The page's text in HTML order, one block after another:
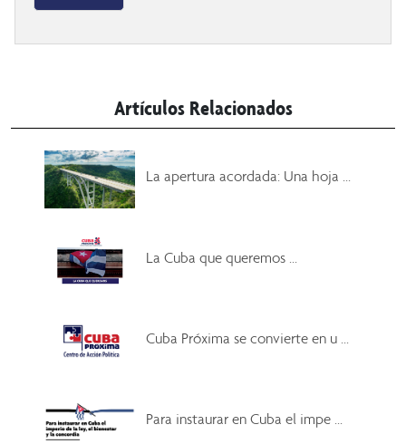
Artículos Relacionados
La apertura acordada: Una hoja ...
La Cuba que queremos ...
Cuba Próxima se convierte en u ...
Para instaurar en Cuba el impe ...